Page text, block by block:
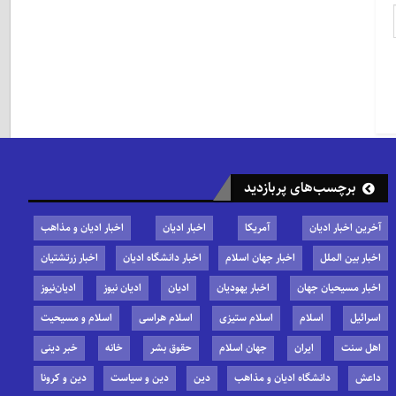
برچسب‌های پربازدید
آخرین اخبار ادیان آمریکا اخبار ادیان
اخبار ادیان و مذاهب
اخبار بین الملل
اخبار جهان اسلام اخبار دانشگاه ادیان
اخبار زرتشتیان
اخبار مسیحیان جهان
اخبار یهودیان ادیان ادیان نیوز
ادیان‌نیوز
اسرائیل
اسلام اسلام ستیزی اسلام هراسی
اسلام و مسیحیت
اهل سنت
ایران جهان اسلام حقوق بشر خانه
خبر دینی
داعش
دانشگاه ادیان و مذاهب دین دین و سیاست دین و کرونا